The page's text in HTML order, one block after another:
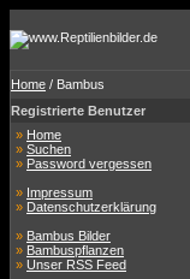
Home / Bambus
Registrierte Benutzer
» Home
» Suchen
» Password vergessen
» Impressum
» Datenschutzerklärung
» Bambus Bilder
» Bambuspflanzen
» Unser RSS Feed